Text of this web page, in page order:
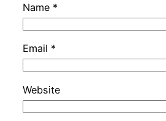
Name *
Email *
Website